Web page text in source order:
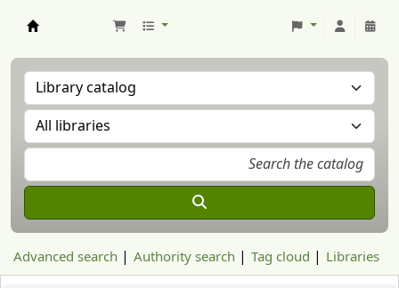
Advanced search Authority search Tag cloud Libraries